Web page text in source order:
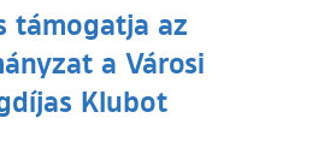
támogatja az
a Városi
Klubot